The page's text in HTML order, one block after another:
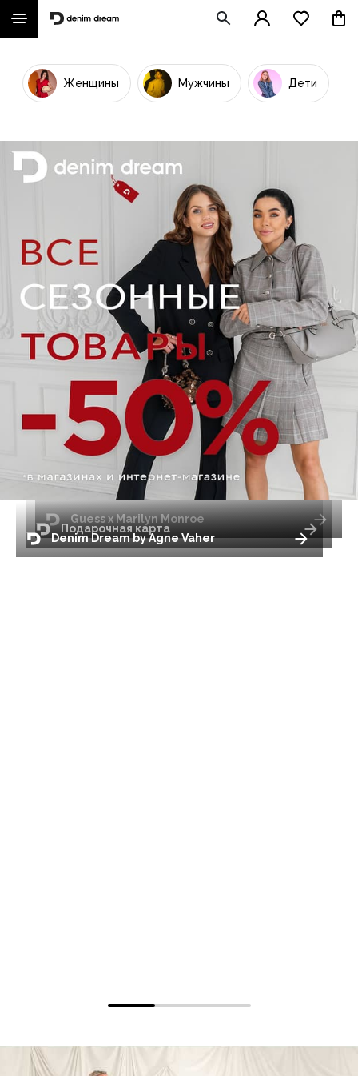
Женщины Мужчины Дети
Denim Dream by Agne Vaher
Подарочная карта
Guess x Marilyn Monroe